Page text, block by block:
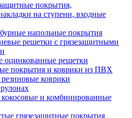
покрытия,
на ступени, входные
напольные покрытия
решетки с грязезащитными
оцинкованные решетки
покрытия и коврики из ПВХ
коврики
и комбинированные
грязезащитные покрытия